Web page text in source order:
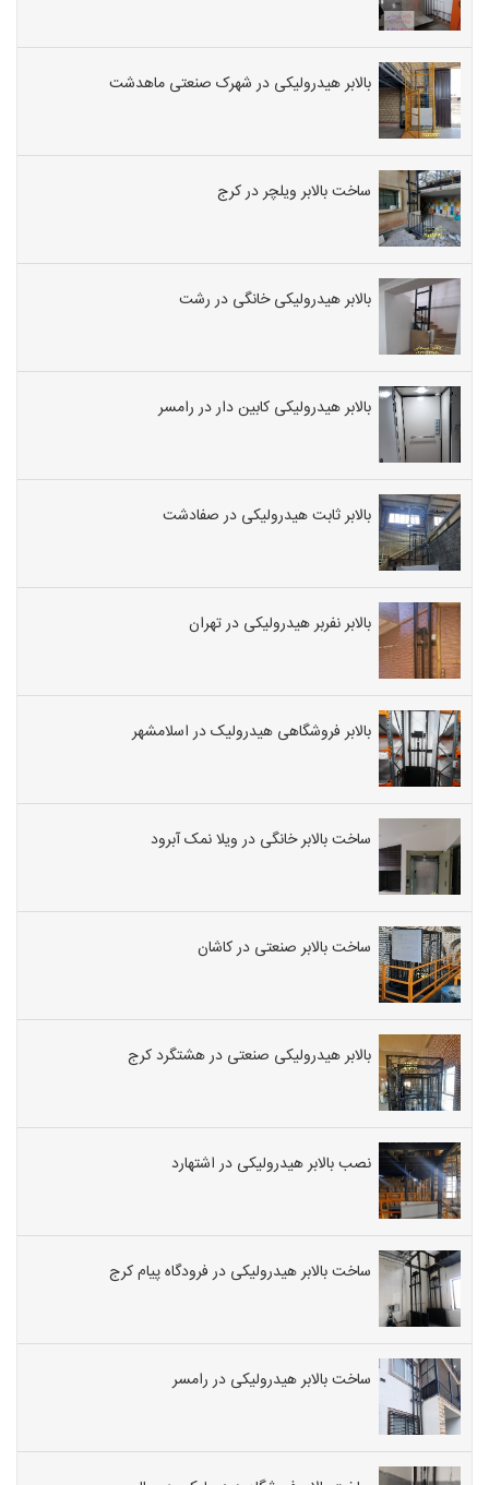
بالابر هیدرولیکی در شهرک صنعتی ماهدشت
ساخت بالابر ویلچر در کرج
بالابر هیدرولیکی خانگی در رشت
بالابر هیدرولیکی کابین دار در رامسر
بالابر ثابت هیدرولیکی در صفادشت
بالابر نفربر هیدرولیکی در تهران
بالابر فروشگاهی هیدرولیک در اسلامشهر
ساخت بالابر خانگی در ویلا نمک آبرود
ساخت بالابر صنعتی در کاشان
بالابر هیدرولیکی صنعتی در هشتگرد کرج
نصب بالابر هیدرولیکی در اشتهارد
ساخت بالابر هیدرولیکی در فرودگاه پیام کرج
ساخت بالابر هیدرولیکی در رامسر